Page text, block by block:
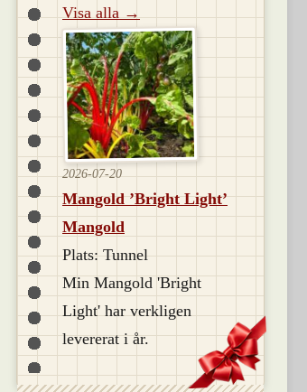
Visa alla →
2026-07-20
Mangold ’Bright Light’
Mangold
Plats: Tunnel
Min Mangold 'Bright
Light' har verkligen
levererat i år.